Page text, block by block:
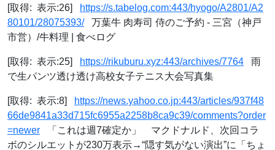
[取得: 表示:26]
https://s.tabelog.com:443/hyogo/A2801/A2
80101/28075393/万葉牛 肉寿司 侍のご予約 - 三宮（神戸
市営）/牛料理 | 食べログ
[取得: 表示:25] https://rikuburu.xyz:443/archives/7764 雨
で生パンツ透け透け高校女子テニス大会写真集
[取得: 表示:8]
https://news.yahoo.co.jp:443/articles/937f48
66de9841a33d715fc6955a2258b8ca9c39/comments?order
=newer 「これは週7確定か」 マクドナルド、次回コラ
ボのシルエットが230万表示→“隠す気がない演出”に「ちょ